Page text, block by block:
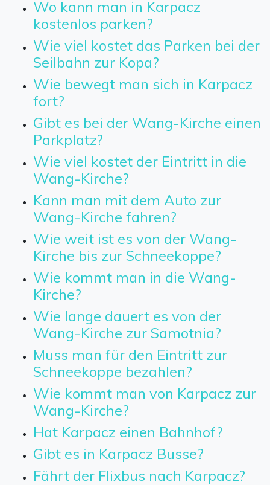
Wo kann man in Karpacz
kostenlos parken?
Wie viel kostet das Parken bei der
Seilbahn zur Kopa?
Wie bewegt man sich in Karpacz
fort?
Gibt es bei der Wang-Kirche einen
Parkplatz?
Wie viel kostet der Eintritt in die
Wang-Kirche?
Kann man mit dem Auto zur
Wang-Kirche fahren?
Wie weit ist es von der Wang-
Kirche bis zur Schneekoppe?
Wie kommt man in die Wang-
Kirche?
Wie lange dauert es von der
Wang-Kirche zur Samotnia?
Muss man für den Eintritt zur
Schneekoppe bezahlen?
Wie kommt man von Karpacz zur
Wang-Kirche?
Hat Karpacz einen Bahnhof?
Gibt es in Karpacz Busse?
Fährt der Flixbus nach Karpacz?